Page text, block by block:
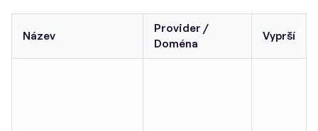
Název
Provider /
Doména
Vyprší